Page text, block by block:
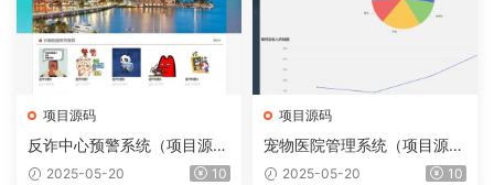
项目源码
反诈中心预警系统（项目源码
+开发文档）
2025-05-20 10
项目源码
宠物医院管理系统（项目源码
+开发文档）
2025-05-20 10